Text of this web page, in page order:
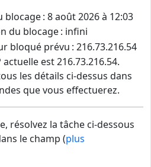
blocage : 8 août 2026 à 12:03
du blocage : infini
bloqué prévu : 216.73.216.54
est 216.73.216.54.
les détails ci-dessus dans
que vous effectuerez.
résolvez la tâche ci-dessous
le champ (plus